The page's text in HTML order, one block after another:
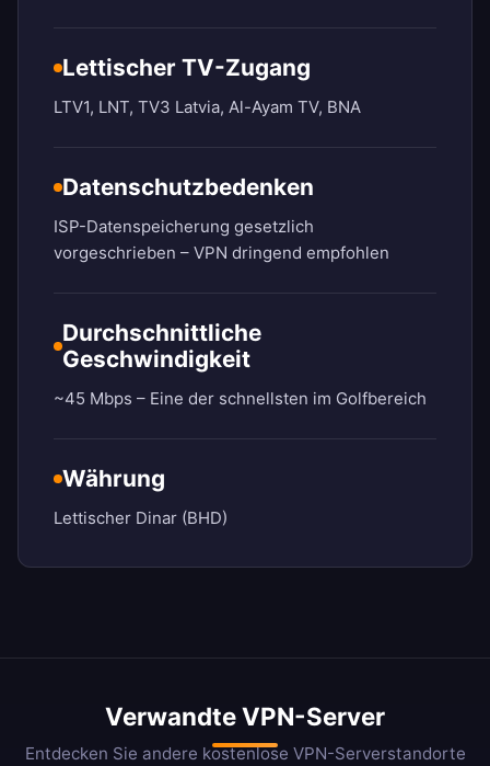
Lettischer TV-Zugang
LTV1, LNT, TV3 Latvia, Al-Ayam TV, BNA
Datenschutzbedenken
ISP-Datenspeicherung gesetzlich
vorgeschrieben – VPN dringend empfohlen
Durchschnittliche
Geschwindigkeit
~45 Mbps – Eine der schnellsten im Golfbereich
Währung
Lettischer Dinar (BHD)
Verwandte VPN-Server
Entdecken Sie andere kostenlose VPN-Serverstandorte